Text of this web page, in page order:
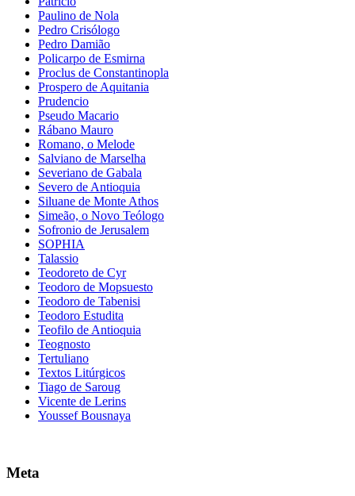
Paulino de Nola
Pedro Crisólogo
Pedro Damião
Policarpo de Esmirna
Proclus de Constantinopla
Prospero de Aquitania
Prudencio
Pseudo Macario
Rábano Mauro
Romano, o Melode
Salviano de Marselha
Severiano de Gabala
Severo de Antioquia
Siluane de Monte Athos
Simeão, o Novo Teólogo
Sofronio de Jerusalem
SOPHIA
Talassio
Teodoreto de Cyr
Teodoro de Mopsuesto
Teodoro de Tabenisi
Teodoro Estudita
Teofilo de Antioquia
Teognosto
Tertuliano
Textos Litúrgicos
Tiago de Saroug
Vicente de Lerins
Youssef Bousnaya
Meta